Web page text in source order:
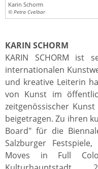
Karin Schorm
© Petra Cvelbar
KARIN SCHORM
KARIN SCHORM ist
internationalen
und kreative Leiterin
von Kunst im
zeitgenössischer
beigetragen. Zu ihren
Board" für die
Salzburger
Moves in Full